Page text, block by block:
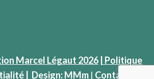
Marcel Légaut 2026 | Politique
|
Design: MMm | Contact